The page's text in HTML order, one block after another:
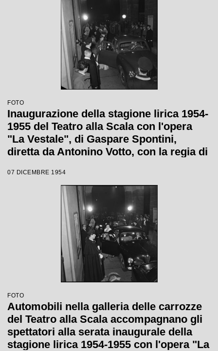
FOTO
Inaugurazione della stagione lirica 1954-
1955 del Teatro alla Scala con l'opera
"La Vestale", di Gaspare Spontini,
diretta da Antonino Votto, con la regia di
07 DICEMBRE 1954
FOTO
Automobili nella galleria delle carrozze
del Teatro alla Scala accompagnano gli
spettatori alla serata inaugurale della
stagione lirica 1954-1955 con l'opera "La